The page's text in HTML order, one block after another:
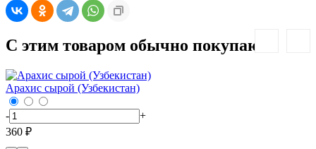
С этим товаром обычно покупают:
Арахис сырой (Узбекистан)
-
+
360 ₽